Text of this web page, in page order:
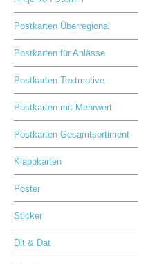
Postkarten Überregional
Postkarten für Anlässe
Postkarten Textmotive
Postkarten mit Mehrwert
Postkarten Gesamtsortiment
Klappkarten
Poster
Sticker
Dit & Dat